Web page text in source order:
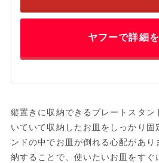
ヤフーで詳細
縦置きに収納できるプレートスタ
いていて収納したお皿をしっかり固
ンドの中でお皿が倒れる心配があり
納することで、使いたいお皿をすぐ